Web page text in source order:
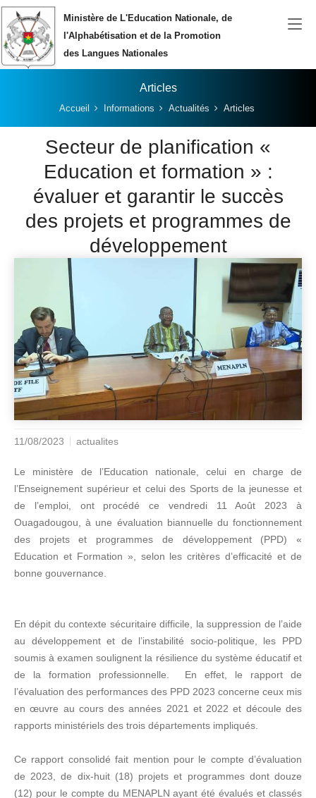
Aller au contenu principalMinistère de L'Education Nationale, de
l'Alphabétisation et de la Promotion
des Langues Nationales
Articles
Vous êtes ici:Accueil Informations Actualités Articles
Secteur de planification «
Education et formation » :
évaluer et garantir le succès
des projets et programmes de
développement
11/08/2023 actualites
Le ministère de l’Education nationale, celui en charge de
l’Enseignement supérieur et celui des Sports de la jeunesse et
de l’emploi, ont procédé ce vendredi 11 Août 2023 à
Ouagadougou, à une évaluation biannuelle du fonctionnement
des projets et programmes de développement (PPD) «
Education et Formation », selon les critères d’efficacité et de
bonne gouvernance.
En dépit du contexte sécuritaire difficile, la suppression de l’aide
au développement et de l’instabilité socio-politique, les PPD
soumis à examen soulignent la résilience du système éducatif et
de la formation professionnelle. En effet, le rapport de
l’évaluation des performances des PPD 2023 concerne ceux mis
en œuvre au cours des années 2021 et 2022 et découle des
rapports ministériels des trois départements impliqués.
Ce rapport consolidé fait mention pour le compte d’évaluation
de 2023, de dix-huit (18) projets et programmes dont douze
(12) pour le compte du MENAPLN ayant été évalués et classés